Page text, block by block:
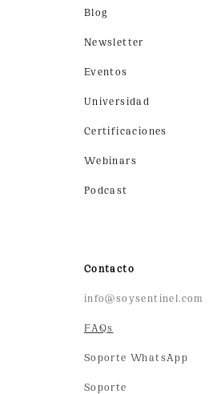
Blog
Newsletter
Eventos
Universidad
Certificaciones
Webinars
Podcast
Contacto
info@soysentinel.com
FAQs
Soporte WhatsApp
Soporte